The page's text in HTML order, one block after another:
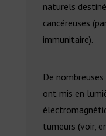
naturels
cancéreuses
immunitaire).
De
ont mis en
tumeurs (voir,